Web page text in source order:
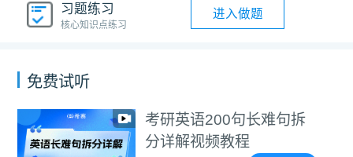
习题练习
核心知识点练习
进入做题
免费试听
考研英语200句长难句拆
分详解视频教程